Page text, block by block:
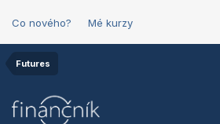
Co nového? Mé kurzy
Futures